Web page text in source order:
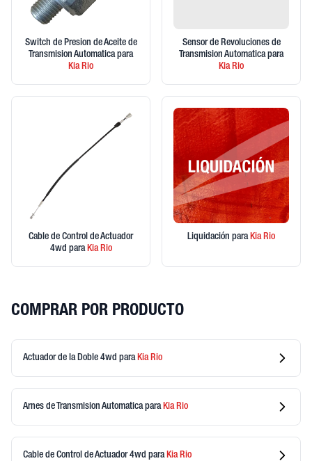
Switch de Presion de Aceite de
Transmision Automatica para
KiaRio
Sensor de Revoluciones de
Transmision Automatica para
KiaRio
Cable de Control de Actuador
4wd paraKiaRio
Liquidación paraKiaRio
COMPRAR POR PRODUCTO
Actuador de la Doble 4wd para KiaRio
Arnes de Transmision Automaticapara KiaRio
Cable de Control de Actuador 4wd para KiaRio